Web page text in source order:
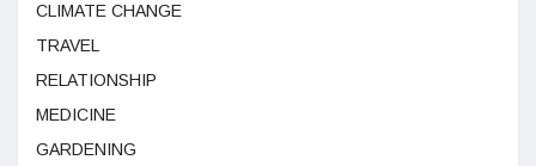
CLIMATE CHANGE
TRAVEL
RELATIONSHIP
MEDICINE
GARDENING